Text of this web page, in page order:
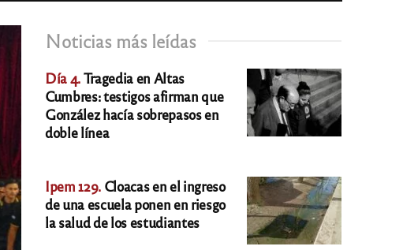
Noticias más leídas
Día 4.Tragedia en Altas
Cumbres: testigos afirman que
González hacía sobrepasos en
doble línea
Ipem 129. Cloacas en el ingreso
de una escuela ponen en riesgo
la salud de los estudiantes